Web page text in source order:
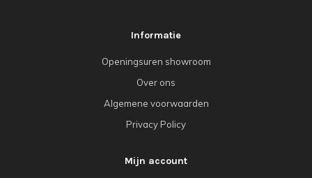
Informatie
Openingsuren showroom
Over ons
Algemene voorwaarden
Privacy Policy
Mijn account